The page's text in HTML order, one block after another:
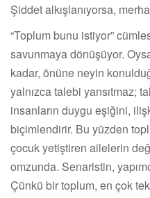
Şiddet alkışlanıyorsa,
“Toplum bunu istiyor”
savunmaya dönüşüyor.
kadar, önüne neyin
yalnızca talebi yansıtmaz;
insanların duygu eşiğini,
biçimlendirir. Bu yüzden
çocuk yetiştiren ailelerin
omzunda. Senaristin,
Çünkü bir toplum, en çok